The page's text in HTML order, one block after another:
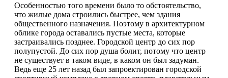
Особенностью того времени было то обстоятельство,
что жилые дома строились быстрее, чем здания
общественного назначения. Поэтому в архитектурном
облике города оставались пустые места, которые
застраивались позднее. Городской центр до сих пор
полупустой. До сих пор душа болит, потому что центр
не существует в таком виде, в каком он был задуман.
Ведь еще 25 лет назад был запроектирован городской